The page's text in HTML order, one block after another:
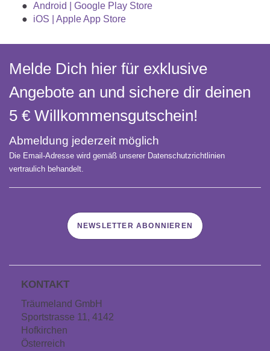
Android | Google Play Store
iOS | Apple App Store
Melde Dich hier für exklusive
Angebote an und sichere dir deinen
5 € Willkommens­gutschein!
Abmeldung jederzeit möglich
Die Email-Adresse wird gemäß unserer Datenschutzrichtlinien
vertraulich behandelt.
NEWSLETTER ABONNIEREN
KONTAKT
Träumeland GmbH
Sportstrasse 11, 4142
Hofkirchen
Österreich